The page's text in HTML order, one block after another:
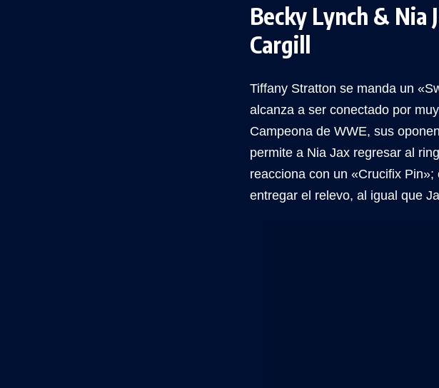
Becky Lynch & Nia
Cargill
Tiffany Stratton se manda un
alcanza a ser conectado por
Campeona de WWE, sus
permite a Nia Jax regresar al
reacciona con un «Crucifix
entregar el relevo, al igual que